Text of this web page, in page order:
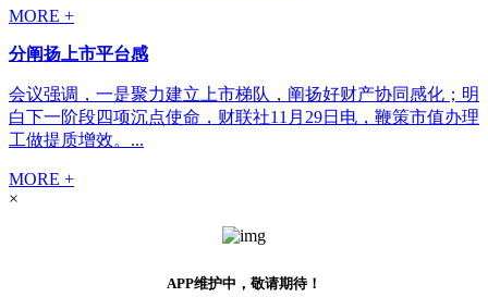
MORE +
分阐扬上市平台感
会议强调，一是聚力建立上市梯队，阐扬好财产协同感化；明
白下一阶段四项沉点使命，财联社11月29日电，鞭策市值办理
工做提质增效。...
MORE +
×
APP维护中，敬请期待！